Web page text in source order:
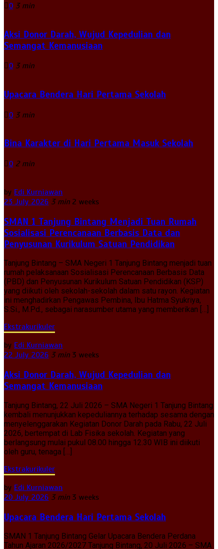
0 3 min
Aksi Donor Darah, Wujud Kepedulian dan
Semangat Kemanusiaan
0 3 min
Upacara Bendera Hari Pertama Sekolah
0 3 min
Bina Karakter di Hari Pertama Masuk Sekolah
0 2 min
by Edi Kurniawan
23 July 2026 3 min 2 weeks
SMAN 1 Tanjung Bintang Menjadi Tuan Rumah
Sosialisasi Perencanaan Berbasis Data dan
Penyusunan Kurikulum Satuan Pendidikan
Tanjung Bintang – SMA Negeri 1 Tanjung Bintang menjadi tuan
rumah pelaksanaan Sosialisasi Perencanaan Berbasis Data
(PBD) dan Penyusunan Kurikulum Satuan Pendidikan (KSP)
yang diikuti oleh sekolah-sekolah dalam satu rayon. Kegiatan
ini menghadirkan Pengawas Pembina, Ibu Hatma Syukriya,
S.Si., M.Pd., sebagai narasumber utama yang memberikan […]
Ekstrakurikuler
by Edi Kurniawan
22 July 2026 3 min 3 weeks
Aksi Donor Darah, Wujud Kepedulian dan
Semangat Kemanusiaan
Tanjung Bintang, 22 Juli 2026 – SMA Negeri 1 Tanjung Bintang
kembali menunjukkan kepeduliannya terhadap sesama dengan
menyelenggarakan Kegiatan Donor Darah pada Rabu, 22 Juli
2026, bertempat di Lab Fisika sekolah. Kegiatan yang
berlangsung mulai pukul 08.00 hingga 12.30 WIB ini diikuti
oleh guru, tenaga […]
Ekstrakurikuler
by Edi Kurniawan
20 July 2026 3 min 3 weeks
Upacara Bendera Hari Pertama Sekolah
SMAN 1 Tanjung Bintang Gelar Upacara Bendera Perdana
Tahun Ajaran 2026/2027 Tanjung Bintang, 20 Juli 2026 – SMA